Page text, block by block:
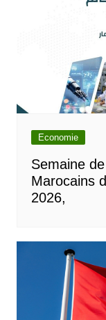
Economie
Semaine
Marocains
2026,